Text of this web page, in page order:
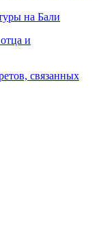
на Бали
и
связанных